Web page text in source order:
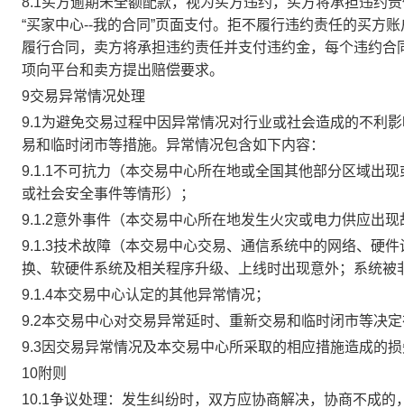
“买家中心--我的合同”页面支付。拒不履行违约责任的买方
履行合同，卖方将承担违约责任并支付违约金，每个违约
项向平台和卖方提出赔偿要求。
9交易异常情况处理
9.1为避免交易过程中因异常情况对行业或社会造成的不利
易和临时闭市等措施。异常情况包含如下内容：
9.1.1不可抗力（本交易中心所在地或全国其他部分区域出
或社会安全事件等情形）；
9.1.2意外事件（本交易中心所在地发生火灾或电力供应出
9.1.3技术故障（本交易中心交易、通信系统中的网络、硬
换、软硬件系统及相关程序升级、上线时出现意外；系统
9.1.4本交易中心认定的其他异常情况；
9.2本交易中心对交易异常延时、重新交易和临时闭市等决
9.3因交易异常情况及本交易中心所采取的相应措施造成的
10附则
10.1争议处理：发生纠纷时，双方应协商解决，协商不成